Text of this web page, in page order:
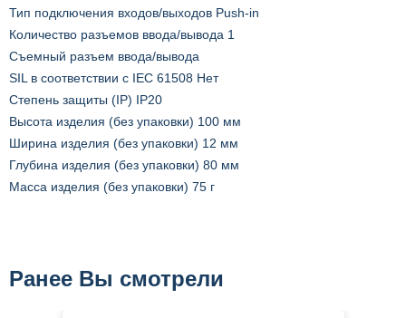
Тип подключения входов/выходов Push-in
Количество разъемов ввода/вывода 1
Съемный разъем ввода/вывода
SIL в соответствии с IEC 61508 Нет
Степень защиты (IP) IP20
Высота изделия (без упаковки) 100 мм
Ширина изделия (без упаковки) 12 мм
Глубина изделия (без упаковки) 80 мм
Масса изделия (без упаковки) 75 г
Ранее Вы смотрели